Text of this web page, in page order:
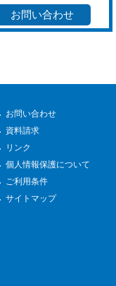
お問い合わせ
お問い合わせ
資料請求
リンク
個人情報保護について
ご利用条件
サイトマップ